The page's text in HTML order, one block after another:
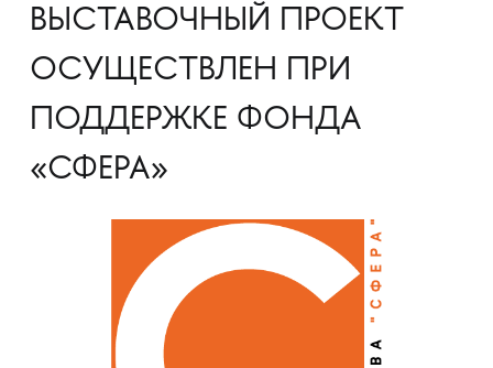
ВЫСТАВОЧНЫЙ ПРОЕКТ
ОСУЩЕСТВЛЕН ПРИ
ПОДДЕРЖКЕ ФОНДА
«‎СФЕРА»‎